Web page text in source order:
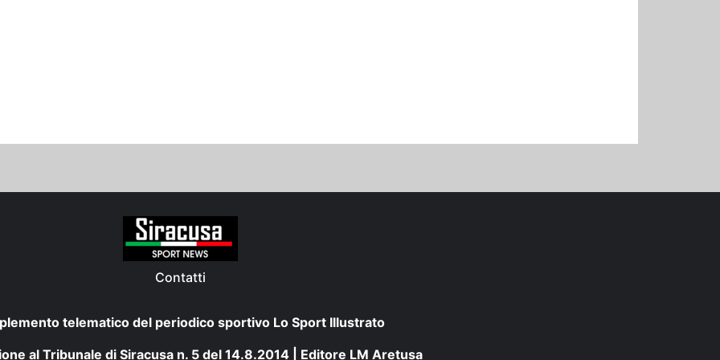
Contatti
telematico del periodico sportivo Lo Sport Illustrato
al Tribunale di Siracusa n. 5 del 14.8.2014 | Editore LM Aretusa